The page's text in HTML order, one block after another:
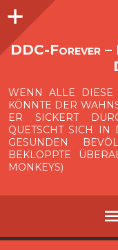
O
p
e
n
i
d
e
b
a
DDC-Forever –
WENN ALLE DIESE
KÖNNTE DER
ER SICKERT
QUETSCHT SICH
GESUNDEN
BEKLOPPTE
MONKEYS)
Seitenleiste